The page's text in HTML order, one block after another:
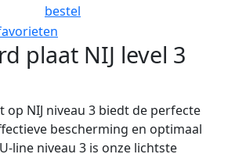
bestel
plaat NIJ level 3
op NIJ niveau 3 biedt de perfecte
bescherming en optimaal
line niveau 3 is onze lichtste